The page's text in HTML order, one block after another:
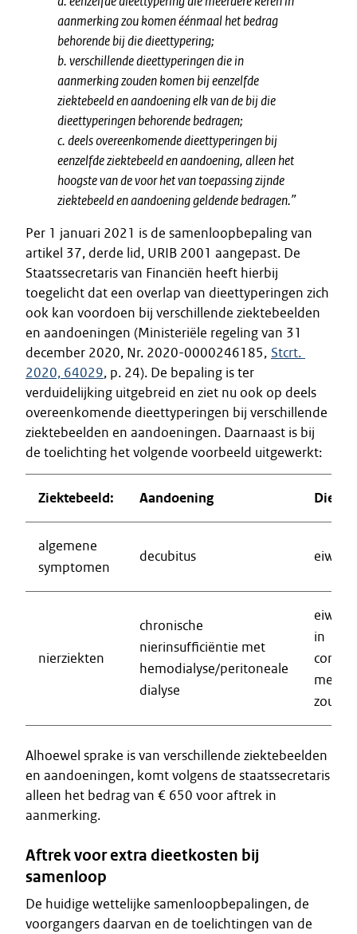
aanmerking zou komen éénmaal het bedrag
behorende bij die dieettypering;
b. verschillende dieettyperingen die in
aanmerking zouden komen bij eenzelfde
ziektebeeld en aandoening elk van de bij die
dieettyperingen behorende bedragen;
c. deels overeenkomende dieettyperingen bij
eenzelfde ziektebeeld en aandoening, alleen het
hoogste van de voor het van toepassing zijnde
ziektebeeld en aandoening geldende bedragen.”
Per 1 januari 2021 is de samenloopbepaling van
artikel 37, derde lid, URIB 2001 aangepast. De
Staatssecretaris van Financiën heeft hierbij
toegelicht dat een overlap van dieettyperingen zich
ook kan voordoen bij verschillende ziektebeelden
en aandoeningen (Ministeriële regeling van 31
december 2020, Nr. 2020-0000246185, Stcrt.
2020, 64029, p. 24). De bepaling is ter
verduidelijking uitgebreid en ziet nu ook op deels
overeenkomende dieettyperingen bij verschillende
ziektebeelden en aandoeningen. Daarnaast is bij
de toelichting het volgende voorbeeld uitgewerkt:
Ziektebeeld: Aandoening
algemene
symptomen
decubitus
nierziekten
chronische
nierinsufficiëntie met
hemodialyse/peritoneale
dialyse
in
met
Alhoewel sprake is van verschillende ziektebeelden
en aandoeningen, komt volgens de staatssecretaris
alleen het bedrag van € 650 voor aftrek in
aanmerking.
Aftrek voor extra dieetkosten bij
samenloop
De huidige wettelijke samenloopbepalingen, de
voorgangers daarvan en de toelichtingen van de